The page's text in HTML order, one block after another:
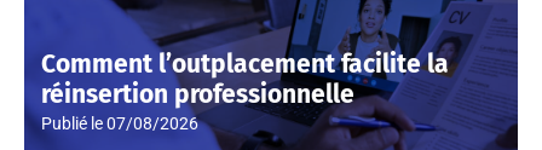
Comment l’outplacement facilite la
réinsertion professionnelle
Publié le07/08/2026